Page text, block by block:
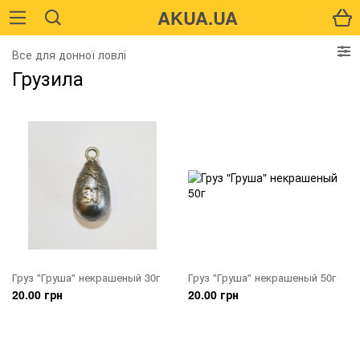
AKUA.UA
Все для донної ловлі
Грузила
Груз "Груша" некрашеный 30г
20.00 грн
Груз "Груша" некрашеный 50г
20.00 грн